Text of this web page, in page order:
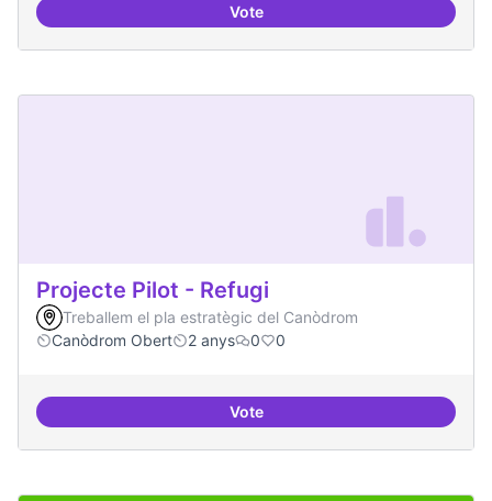
VoteProjectes de recerca
Projecte Pilot - Refugi
Treballem el pla estratègic del Canòdrom
Canòdrom Obert
2 anys 0 0
VoteProjecte Pilot - Refugi